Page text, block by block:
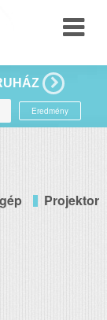
Eredmény
Projektor